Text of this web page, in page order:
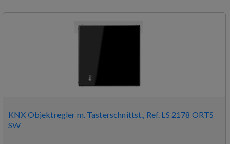
KNX Objektregler m. Tasterschnittst., Ref. LS 2178 ORTS
SW